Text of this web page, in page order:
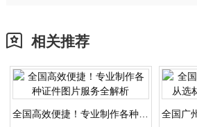
相关推荐
全国高效便捷！专业制作各种证件图片服务全解析